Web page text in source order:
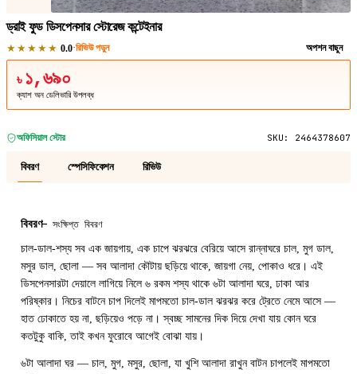
ড্রাই ফুড ডিসপেনসার স্টোরেজ কন্টেইনার
★★★★★ 0.0·রিভিউ পড়ুন অপশন বাছুন
৳ ১,৬৯০
ক্যাশ অন ডেলিভারি উপলব্ধ
অফিসিয়াল স্টোর SKU: 2464378607
বিবরণ স্পেসিফিকেশন রিভিউ
বিবরণ—সংক্ষিপ্ত বিবরণ
চাল-ডাল-শস্য সব এক জায়গায়, এক চাপে ঝরঝরে বেরিয়ে আসে রান্নাঘরে চাল, মুগ ডাল,
মসুর ডাল, ছোলা — সব আলাদা কৌটায় ছড়িয়ে থাকে, জায়গা নেয়, পোকাও ধরে। এই
ডিসপেনসারটা দেয়ালে লাগিয়ে নিলে ৬ রকম শস্য থাকে ৬টা আলাদা ঘরে, ঢাকা আর
পরিষ্কার। নিচের বাটনে চাপ দিলেই মাপমতো চাল-ডাল ঝরঝর করে ট্রেতে নেমে আসে —
হাত ঢোকাতে হয় না, ছড়িয়েও পড়ে না। স্বচ্ছ সামনের দিক দিয়ে দেখা যায় কোন ঘরে
কতটুকু বাকি, তাই কখন ফুরোবে আগেই বোঝা যায়।
৬টা আলাদা ঘর — চাল, মুগ, মসুর, ছোলা, যা খুশি আলাদা রাখুন বাটন চাপলেই মাপমতো